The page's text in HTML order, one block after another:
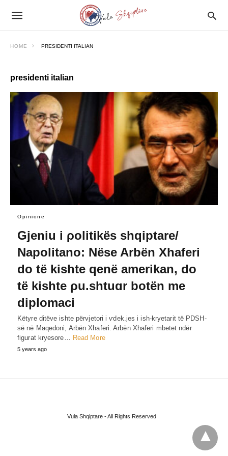
HOME PRESIDENTI ITALIAN
presidenti italian
Opinione
Gjeniu i ρolitikës shqiptare/
Napolitano: Nëse Arbën Xhaferi
do të kishte qenë amerikan, do
të kishte ρu.shtuɑr botën me
diplomaci
Këtyre ditëve ishte përvjetori i ѵdek.jes i ish-kryetarit të PDSH-
së në Maqedoni, Arbën Xhaferi. Arbën Xhaferi mbetet ndër
figurat kryesore… Read More
5 years ago
Vula Shqiptare - All Rights Reserved